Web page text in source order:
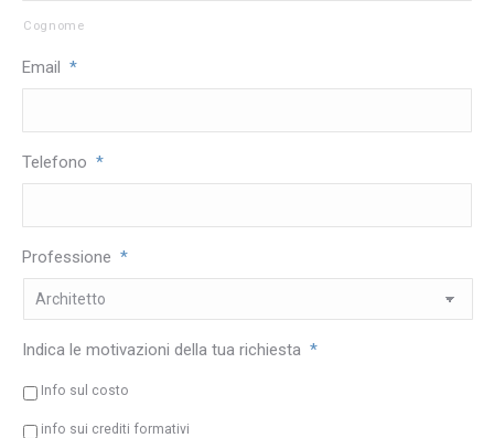
Cognome
Email *
Telefono *
Professione *
Indica le motivazioni della tua richiesta *
Info sul costo
info sui crediti formativi